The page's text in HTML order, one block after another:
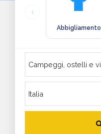
Abbigliamento